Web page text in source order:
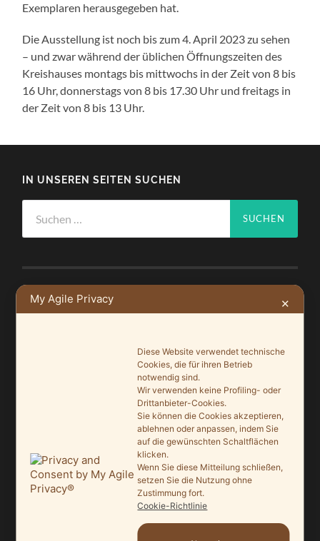
Exemplaren herausgegeben hat.
Die Ausstellung ist noch bis zum 4. April 2023 zu sehen
– und zwar während der üblichen Öffnungszeiten des
Kreishauses montags bis mittwochs in der Zeit von 8 bis
16 Uhr, donnerstags von 8 bis 17.30 Uhr und freitags in
der Zeit von 8 bis 13 Uhr.
IN UNSEREN SEITEN SUCHEN
nach:
NEUSTE BEITRÄGE
Saisonauftakt nach Maß im Grönegau-Museum
Melle punktet beim „Tag des offenen Denkmals“
27. September 2025
Ein Schaufenster der Denkmalpflege
7. September 2025
Mit vergrößertem Führungsteam in die Zukunft
My Agile Privacy ✕
Diese Website verwendet technische
Cookies, die für ihren Betrieb
notwendig sind.
Wir verwenden keine Profiling- oder
Drittanbieter-Cookies.
Sie können die Cookies akzeptieren,
ablehnen oder anpassen, indem Sie
auf die gewünschten Schaltflächen
klicken.
Wenn Sie diese Mitteilung schließen,
setzen Sie die Nutzung ohne
Zustimmung fort.
Cookie-Richtlinie